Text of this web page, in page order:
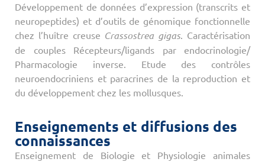
Développement de données d’expression (transcrits et
neuropeptides) et d’outils de génomique fonctionnelle
chez l’huître creuse Crassostrea gigas. Caractérisation
de couples Récepteurs/ligands par endocrinologie/
Pharmacologie inverse. Etude des contrôles
neuroendocriniens et paracrines de la reproduction et
du développement chez les mollusques.
Enseignements et diffusions des
connaissances
Enseignement de Biologie et Physiologie animales